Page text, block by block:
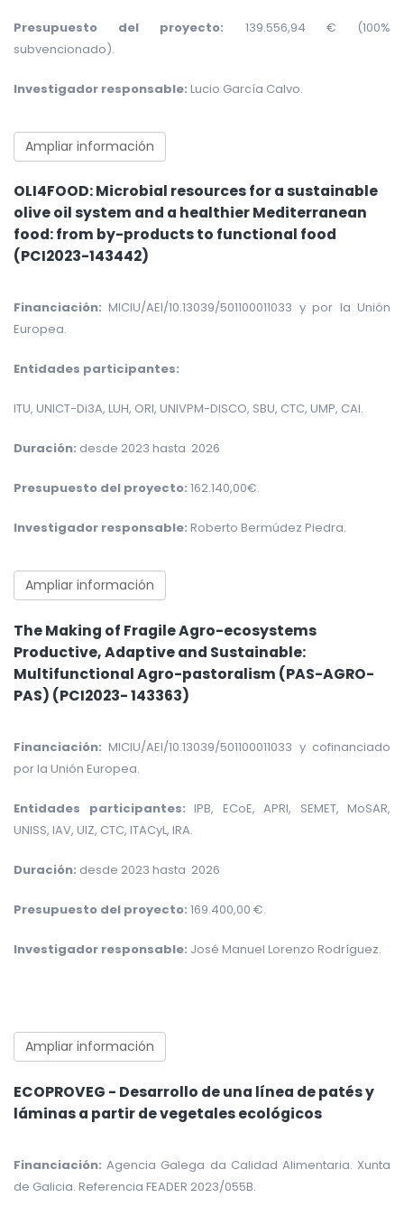
Presupuesto del proyecto: 139.556,94 € (100%
subvencionado).
Investigador responsable: Lucio García Calvo.
Ampliar información
OLI4FOOD: Microbial resources for a sustainable
olive oil system and a healthier Mediterranean
food: from by-products to functional food
(PCI2023-143442)
Financiación:MICIU/AEI/10.13039/501100011033 y por la Unión
Europea.
Entidades participantes:
ITU, UNICT-Di3A, LUH, ORI, UNIVPM-DISCO, SBU, CTC, UMP, CAI.
Duración: desde 2023 hasta 2026
Presupuesto del proyecto: 162.140,00€.
Investigador responsable: Roberto Bermúdez Piedra.
Ampliar información
The Making of Fragile Agro-ecosystems
Productive, Adaptive and Sustainable:
Multifunctional Agro-pastoralism (PAS-AGRO-
PAS) (PCI2023- 143363)
Financiación:MICIU/AEI/10.13039/501100011033 y cofinanciado
por la Unión Europea.
Entidades participantes: IPB, ECoE, APRI, SEMET, MoSAR,
UNISS, IAV, UIZ, CTC, ITACyL, IRA.
Duración: desde 2023 hasta 2026
Presupuesto del proyecto: 169.400,00 €.
Investigador responsable: José Manuel Lorenzo Rodríguez.
Ampliar información
ECOPROVEG - Desarrollo de una línea de patés y
láminas a partir de vegetales ecológicos
Financiación:Agencia Galega da Calidad Alimentaria. Xunta
de Galicia. Referencia FEADER 2023/055B.